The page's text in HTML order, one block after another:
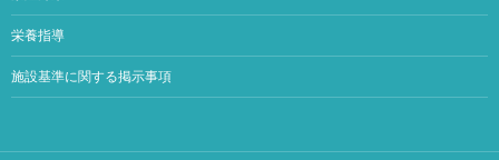
栄養指導
施設基準に関する掲示事項